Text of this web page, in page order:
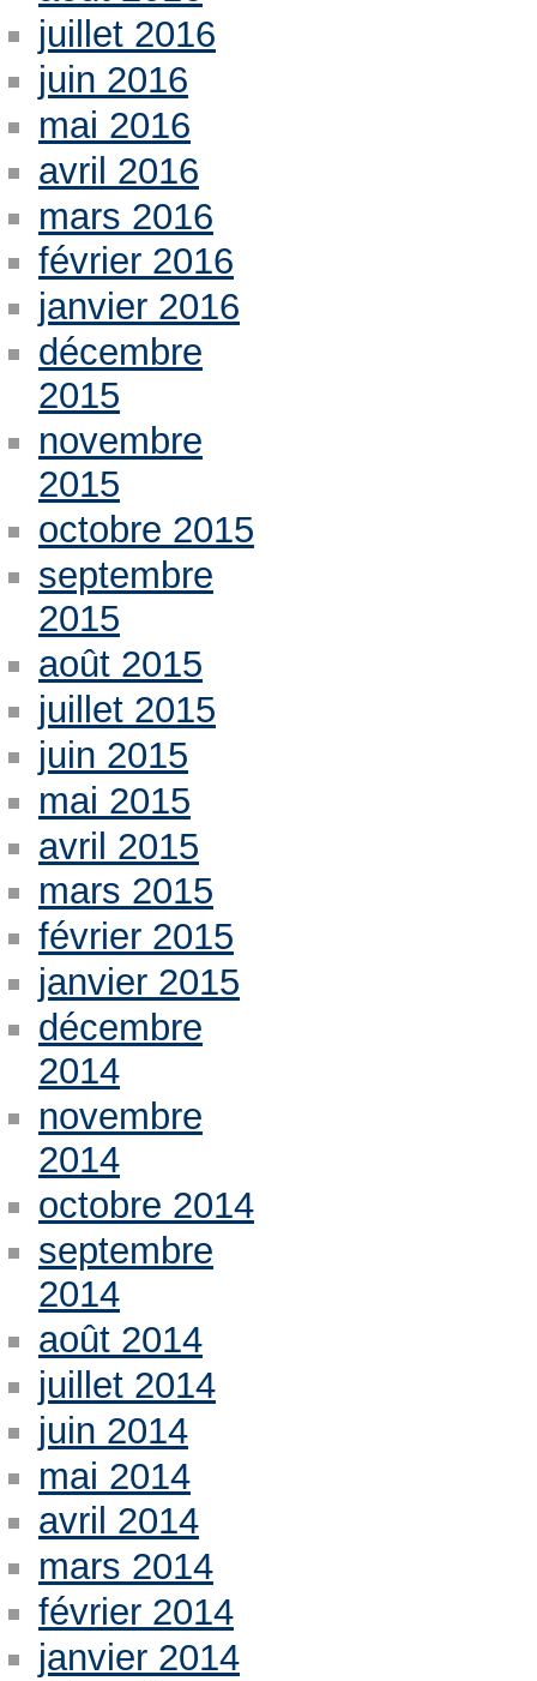
juillet 2016
juin 2016
mai 2016
avril 2016
mars 2016
février 2016
janvier 2016
décembre
2015
novembre
2015
octobre 2015
septembre
2015
août 2015
juillet 2015
juin 2015
mai 2015
avril 2015
mars 2015
février 2015
janvier 2015
décembre
2014
novembre
2014
octobre 2014
septembre
2014
août 2014
juillet 2014
juin 2014
mai 2014
avril 2014
mars 2014
février 2014
janvier 2014